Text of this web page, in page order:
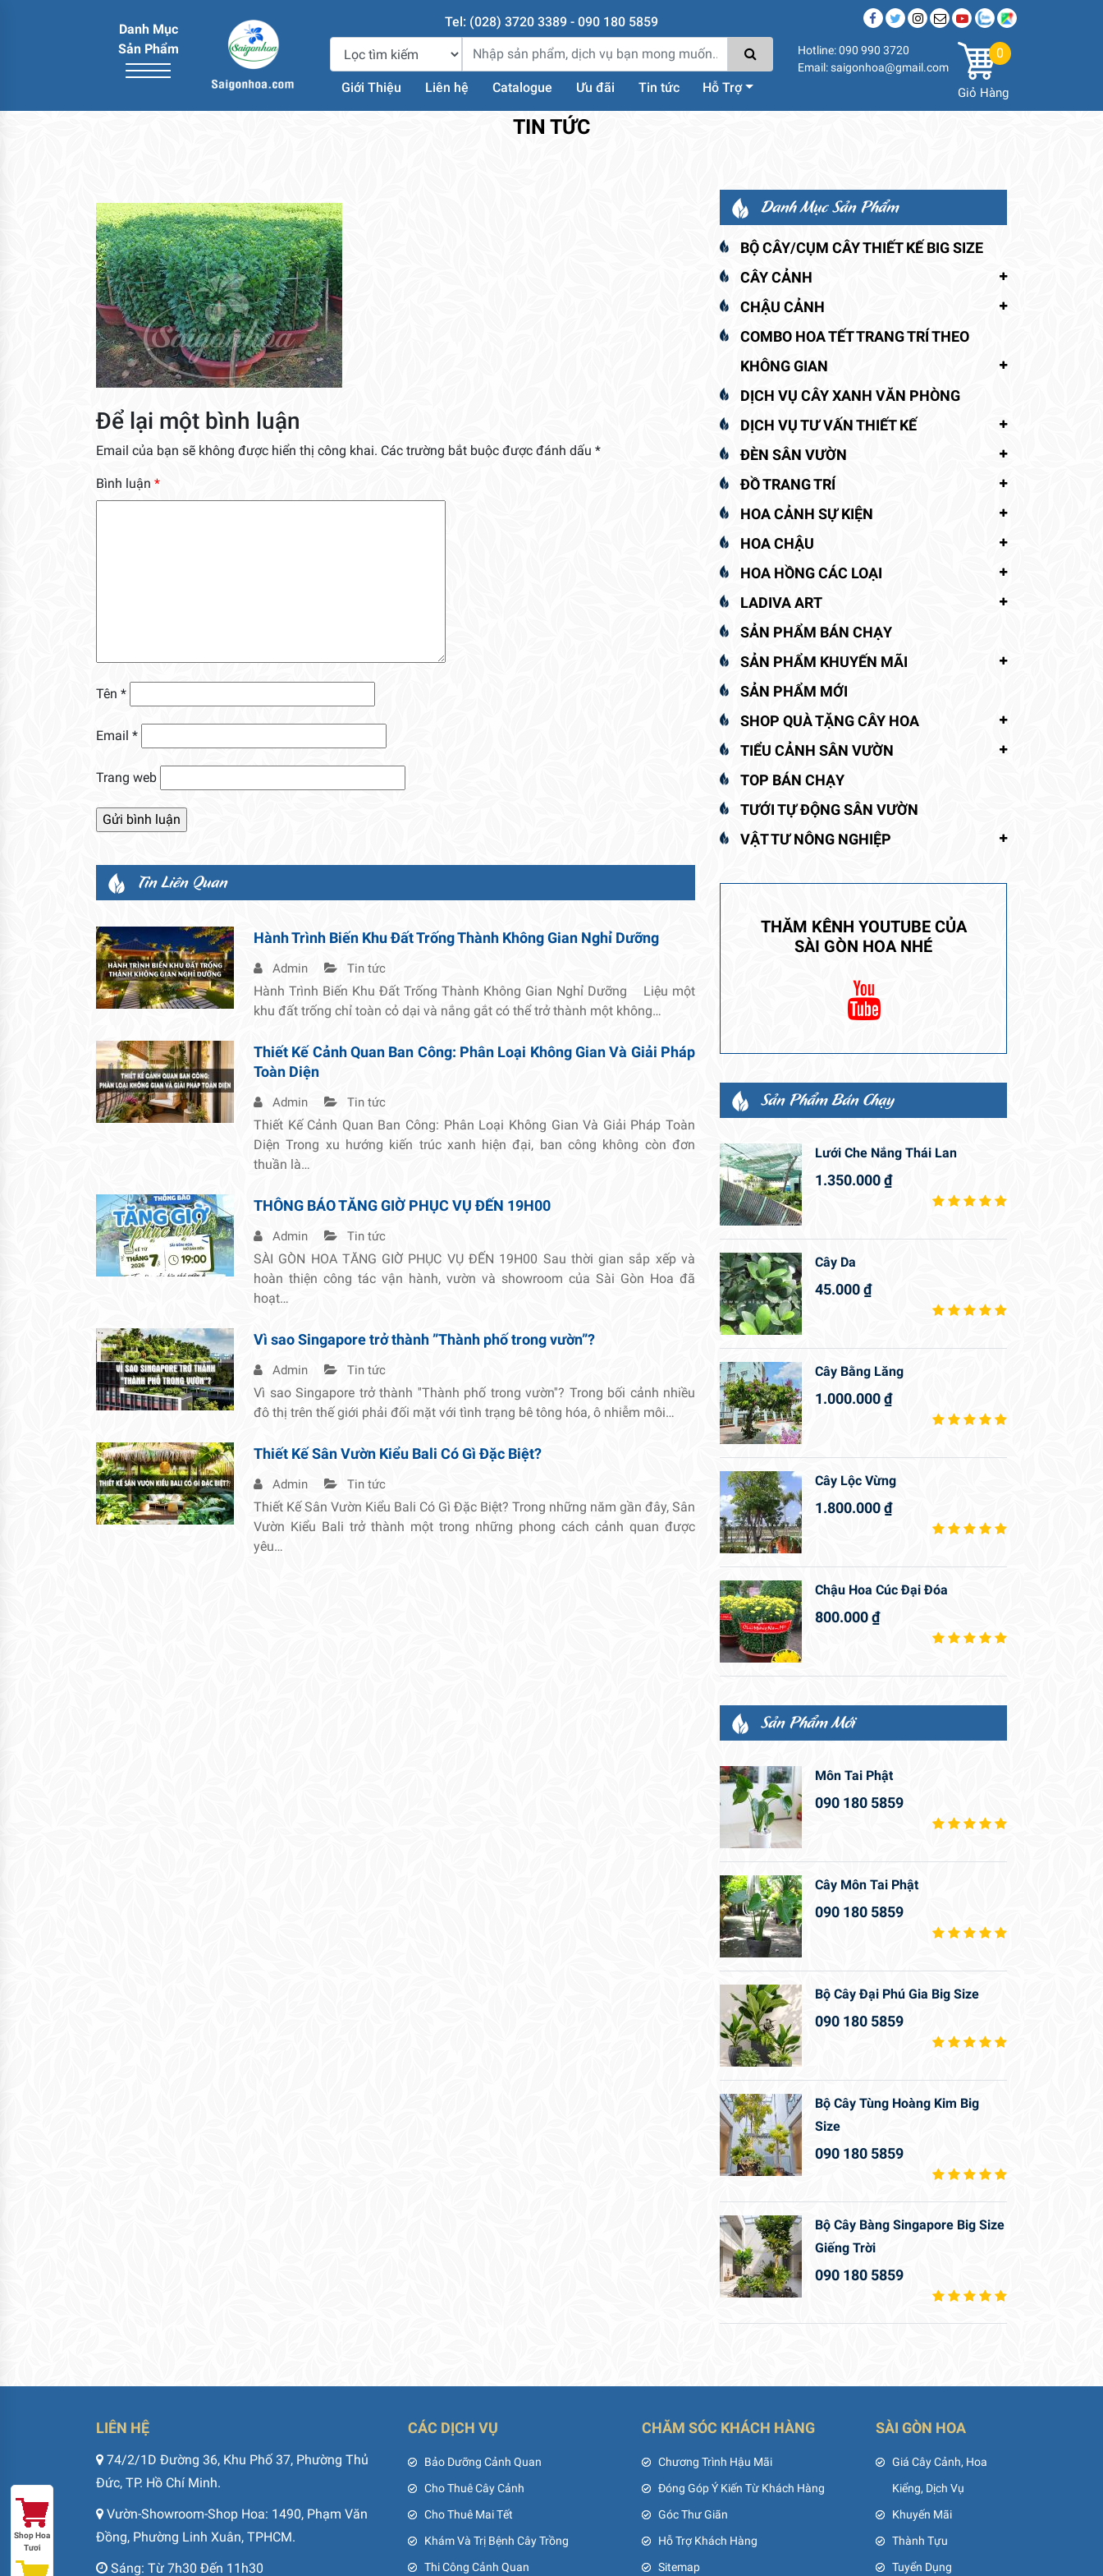
Danh Mục
Sản Phẩm
Tel: (028) 3720 3389 - 090 180 5859
Giới Thiệu Liên hệ Catalogue Ưu đãi Tin tức Hỗ Trợ
Hotline: 090 990 3720
Email: saigonhoa@gmail.com
0
Giỏ Hàng
TIN TỨC
Để lại một bình luận
Email của bạn sẽ không được hiển thị công khai. Các trường bắt buộc được đánh dấu *
Bình luận *
Tên *
Email *
Trang web
Tin Liên Quan
Hành Trình Biến Khu Đất Trống Thành Không Gian Nghỉ Dưỡng
Admin Tin tức
Hành Trình Biến Khu Đất Trống Thành Không Gian Nghỉ Dưỡng Liệu một
khu đất trống chỉ toàn cỏ dại và nắng gắt có thể trở thành một không…
Thiết Kế Cảnh Quan Ban Công: Phân Loại Không Gian Và Giải Pháp
Toàn Diện
Admin Tin tức
Thiết Kế Cảnh Quan Ban Công: Phân Loại Không Gian Và Giải Pháp Toàn
Diện Trong xu hướng kiến trúc xanh hiện đại, ban công không còn đơn
thuần là…
THÔNG BÁO TĂNG GIỜ PHỤC VỤ ĐẾN 19H00
Admin Tin tức
SÀI GÒN HOA TĂNG GIỜ PHỤC VỤ ĐẾN 19H00 Sau thời gian sắp xếp và
hoàn thiện công tác vận hành, vườn và showroom của Sài Gòn Hoa đã
hoạt…
Vì sao Singapore trở thành ”Thành phố trong vườn”?
Admin Tin tức
Vì sao Singapore trở thành ''Thành phố trong vườn''? Trong bối cảnh nhiều
đô thị trên thế giới phải đối mặt với tình trạng bê tông hóa, ô nhiễm môi…
Thiết Kế Sân Vườn Kiểu Bali Có Gì Đặc Biệt?
Admin Tin tức
Thiết Kế Sân Vườn Kiểu Bali Có Gì Đặc Biệt? Trong những năm gần đây, Sân
Vườn Kiểu Bali trở thành một trong những phong cách cảnh quan được
yêu…
Danh Mục Sản Phẩm
BỘ CÂY/CỤM CÂY THIẾT KẾ BIG SIZE
CÂY CẢNH
CHẬU CẢNH
COMBO HOA TẾT TRANG TRÍ THEO
KHÔNG GIAN
DỊCH VỤ CÂY XANH VĂN PHÒNG
DỊCH VỤ TƯ VẤN THIẾT KẾ
ĐÈN SÂN VƯỜN
ĐỒ TRANG TRÍ
HOA CẢNH SỰ KIỆN
HOA CHẬU
HOA HỒNG CÁC LOẠI
LADIVA ART
SẢN PHẨM BÁN CHẠY
SẢN PHẨM KHUYẾN MÃI
SẢN PHẨM MỚI
SHOP QUÀ TẶNG CÂY HOA
TIỂU CẢNH SÂN VƯỜN
TOP BÁN CHẠY
TƯỚI TỰ ĐỘNG SÂN VƯỜN
VẬT TƯ NÔNG NGHIỆP
THĂM KÊNH YOUTUBE CỦA
SÀI GÒN HOA NHÉ
Sản Phẩm Bán Chạy
Lưới Che Nắng Thái Lan
1.350.000₫
Cây Da
45.000₫
Cây Bằng Lăng
1.000.000₫
Cây Lộc Vừng
1.800.000₫
Chậu Hoa Cúc Đại Đóa
800.000₫
Sản Phẩm Mới
Môn Tai Phật
090 180 5859
Cây Môn Tai Phật
090 180 5859
Bộ Cây Đại Phú Gia Big Size
090 180 5859
Bộ Cây Tùng Hoàng Kim Big
Size
090 180 5859
Bộ Cây Bàng Singapore Big Size
Giếng Trời
090 180 5859
LIÊN HỆ
74/2/1D Đường 36, Khu Phố 37, Phường Thủ
Đức, TP. Hồ Chí Minh.
Vườn-Showroom-Shop Hoa: 1490, Phạm Văn
Đồng, Phường Linh Xuân, TPHCM.
Sáng: Từ 7h30 Đến 11h30
CÁC DỊCH VỤ
Bảo Dưỡng Cảnh Quan
Cho Thuê Cây Cảnh
Cho Thuê Mai Tết
Khám Và Trị Bệnh Cây Trồng
Thi Công Cảnh Quan
CHĂM SÓC KHÁCH HÀNG
Chương Trình Hậu Mãi
Đóng Góp Ý Kiến Từ Khách Hàng
Góc Thư Giãn
Hỗ Trợ Khách Hàng
Sitemap
SÀI GÒN HOA
Giá Cây Cảnh, Hoa
Kiểng, Dịch Vụ
Khuyến Mãi
Thành Tựu
Tuyển Dụng
Shop Hoa
Tươi